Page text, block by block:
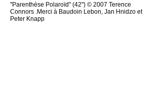
"Parenthèse Polaroïd" (42'') © 2007 Terence
Connors .Merci à Baudoin Lebon, Jan Hnidzo et
Peter Knapp